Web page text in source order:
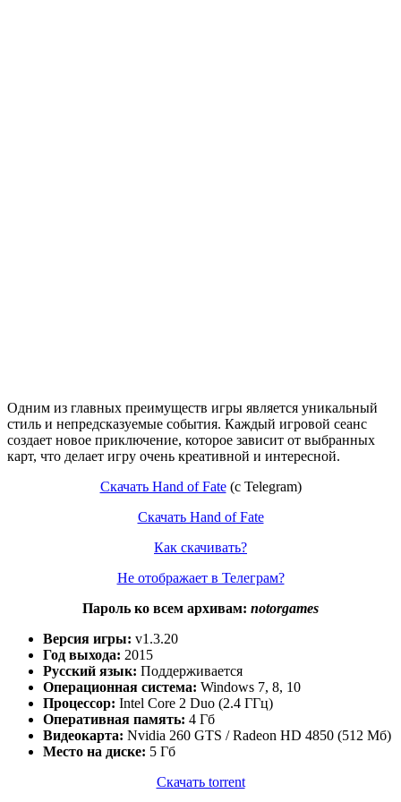
Одним из главных преимуществ игры является уникальный
стиль и непредсказуемые события. Каждый игровой сеанс
создает новое приключение, которое зависит от выбранных
карт, что делает игру очень креативной и интересной.
Скачать Hand of Fate(c Telegram)
Скачать Hand of Fate
Как скачивать?
Не отображает в Телеграм?
Пароль ко всем архивам: notorgames
Версия игры: v1.3.20
Год выхода: 2015
Русский язык: Поддерживается
Операционная система: Windows 7, 8, 10
Процессор: Intel Core 2 Duo (2.4 ГГц)
Оперативная память: 4 Гб
Видеокарта: Nvidia 260 GTS / Radeon HD 4850 (512 Мб)
Место на диске: 5 Гб
Скачать torrent